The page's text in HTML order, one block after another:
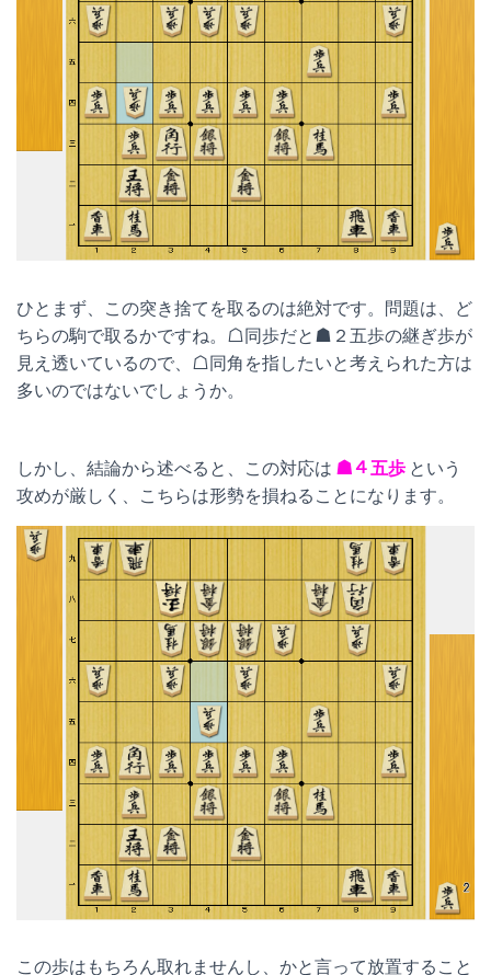
ひとまず、この突き捨てを取るのは絶対です。問題は、ど
ちらの駒で取るかですね。☖同歩だと☗２五歩の継ぎ歩が
見え透いているので、☖同角を指したいと考えられた方は
多いのではないでしょうか。
しかし、結論から述べると、この対応は ☗４五歩 という
攻めが厳しく、こちらは形勢を損ねることになります。
この歩はもちろん取れませんし、かと言って放置すること